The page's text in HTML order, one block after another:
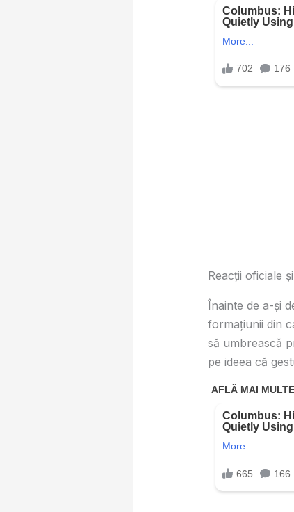
Reacții oficiale
Înainte de a-și
formațiunii din
să umbrească
pe ideea că